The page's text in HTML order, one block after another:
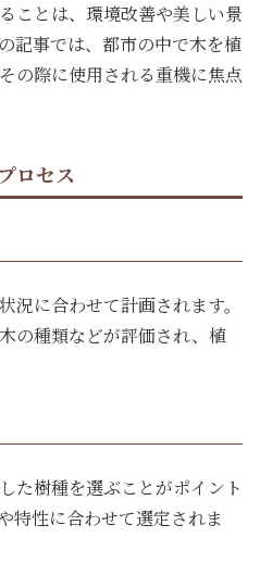
ことは、環境改善や美しい景
記事では、都市の中で木を植
の際に使用される重機に焦点
ロセス
況に合わせて計画されます。
の種類などが評価され、植
た樹種を選ぶことがポイント
特性に合わせて選定されま